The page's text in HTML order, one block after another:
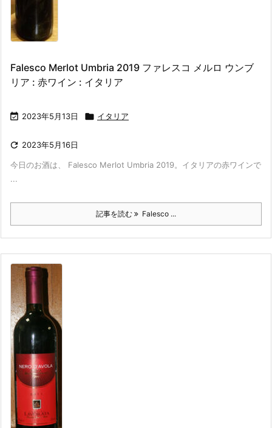
Falesco Merlot Umbria 2019 ファレスコ メルロ ウンブ
リア : 赤ワイン : イタリア
 2023年5月13日  イタリア
 2023年5月16日
今日のお酒は、 Falesco Merlot Umbria 2019。イタリアの赤ワインで
...
記事を読む Falesco ...